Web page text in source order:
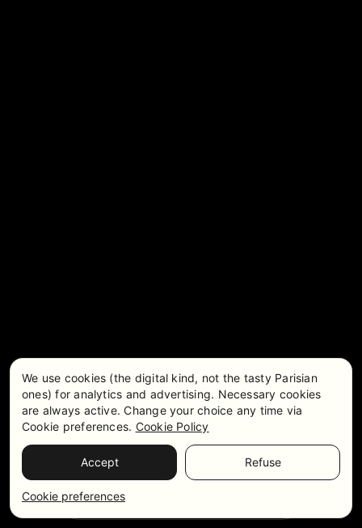
Tarifs et disponibilités
Contactez-nous sur whatsapp
We use cookies (the digital kind, not the tasty Parisian
ones) for analytics and advertising. Necessary cookies
are always active. Change your choice any time via
Cookie preferences. Cookie Policy
Accept Refuse
Cookie preferences